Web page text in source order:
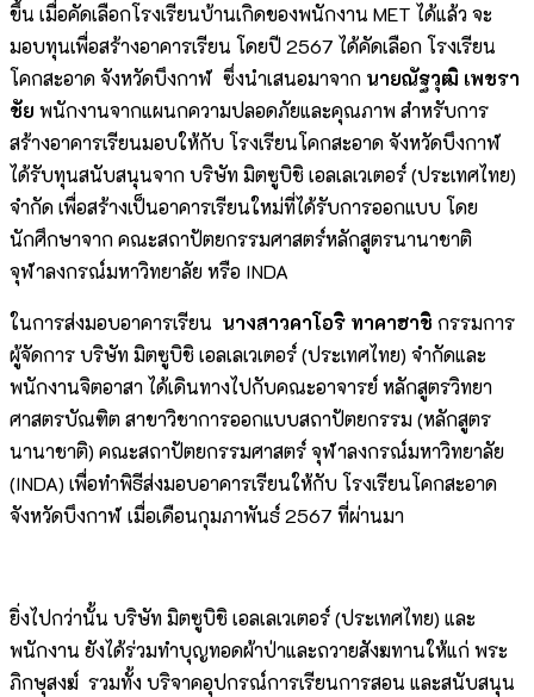
ขึ้น เมื่อคัดเลือกโรงเรียนบ้านเกิดของพนักงาน MET ได้แล้ว จะ
มอบทุนเพื่อสร้างอาคารเรียน โดยปี 2567 ได้คัดเลือก โรงเรียน
โคกสะอาด จังหวัดบึงกาฬ ซึ่งนำเสนอมาจาก นายณัฐวุฒิ เพชรา
ชัย พนักงานจากแผนกความปลอดภัยและคุณภาพ สำหรับการ
สร้างอาคารเรียนมอบให้กับ โรงเรียนโคกสะอาด จังหวัดบึงกาฬ
ได้รับทุนสนับสนุนจาก บริษัท มิตซูบิชิ เอลเลเวเตอร์ (ประเทศไทย)
จำกัด เพื่อสร้างเป็นอาคารเรียนใหม่ที่ได้รับการออกแบบ โดย
นักศึกษาจาก คณะสถาปัตยกรรมศาสตร์หลักสูตรนานาชาติ
จุฬาลงกรณ์มหาวิทยาลัย หรือ INDA
ในการส่งมอบอาคารเรียน นางสาวคาโอริ ทาคาฮาชิ กรรมการ
ผู้จัดการ บริษัท มิตซูบิชิ เอลเลเวเตอร์ (ประเทศไทย) จำกัดและ
พนักงานจิตอาสา ได้เดินทางไปกับคณะอาจารย์ หลักสูตรวิทยา
ศาสตรบัณฑิต สาขาวิชาการออกแบบสถาปัตยกรรม (หลักสูตร
นานาชาติ) คณะสถาปัตยกรรมศาสตร์ จุฬาลงกรณ์มหาวิทยาลัย
(INDA) เพื่อทำพิธีส่งมอบอาคารเรียนให้กับ โรงเรียนโคกสะอาด
จังหวัดบึงกาฬ เมื่อเดือนกุมภาพันธ์ 2567 ที่ผ่านมา
ยิ่งไปกว่านั้น บริษัท มิตซูบิชิ เอลเลเวเตอร์ (ประเทศไทย) และ
พนักงาน ยังได้ร่วมทำบุญทอดผ้าป่าและถวายสังฆทานให้แก่ พระ
ภิกษุสงฆ์ รวมทั้ง บริจาคอุปกรณ์การเรียนการสอน และสนับสนุน